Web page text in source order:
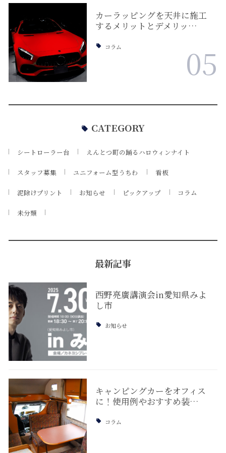
カーラッピングを天井に施工
するメリットとデメリッ…
コラム 05
CATEGORY
シートローラー台 えんとつ町の踊るハロウィンナイト
スタッフ募集 ユニフォーム型うちわ 看板
泥除けプリント お知らせ ピックアップ コラム
未分類
最新記事
西野亮廣講演会in愛知県みよ
し市
お知らせ
キャンピングカーをオフィス
に！使用例やおすすめ装…
コラム